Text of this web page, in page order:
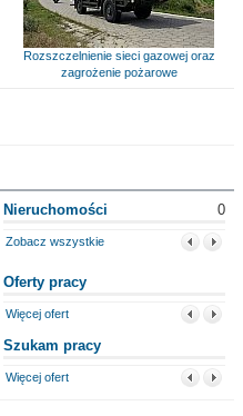
Rozszczelnienie sieci gazowej oraz
zagrożenie pożarowe
Nieruchomości 0
Zobacz wszystkie
Oferty pracy
Więcej ofert
Szukam pracy
Więcej ofert